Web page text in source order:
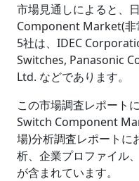
市場見通しによると、
Component Market(非
5社は、IDEC
Switches, Panasonic
Ltd. などであります。
この市場調査レポート
Switch Component
場)分析調査レポートに
析、企業プロファイル
が含まれています。